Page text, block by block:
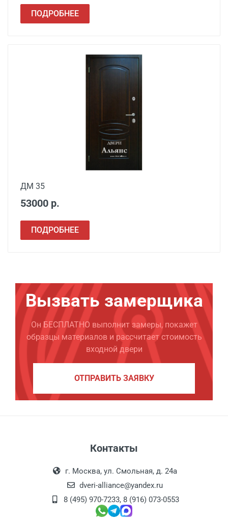
ПОДРОБНЕЕ
ДМ 35
53000 р.
ПОДРОБНЕЕ
Вызвать замерщика
Он БЕСПЛАТНО выполнит замеры, покажет
образцы материалов и рассчитает стоимость
входной двери
ОТПРАВИТЬ ЗАЯВКУ
Контакты
г. Москва, ул. Смольная, д. 24а
dveri-alliance@yandex.ru
8 (495) 970-7233, 8 (916) 073-0553